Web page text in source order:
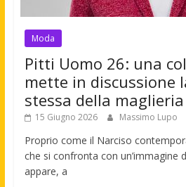
Moda
Pitti Uomo 26: una
mette in discussione
stessa della maglieria
15 Giugno 2026 Massimo Lupo
Proprio come il Narciso
che si confronta con un’immagine
appare, a